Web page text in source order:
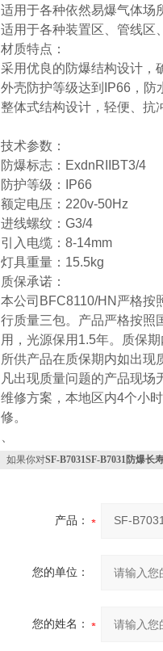
适用于各种依然易爆气体场
适用于各种装置区、管线区
材质特点：
采用优良的防爆结构设计，
外壳防护等级达到IP66，防
整体式结构设计，轻便、抗
技术参数：
防爆标志：ExdnRIIBT3/4
防护等级：IP66
额定电压：220v-50Hz
进线螺纹：G3/4
引入电缆：8-14mm
灯具重量：15.5kg
质保承诺：
本公司BFC8110/HN严格按
行质量三包。产品严格按照
用，光源保用1.5年。质保
所供产品在质保期内如出现
凡出现质量问题的产品现
维修方案，本地区内4个小
修。
如果你对SF-B7031SF-B7031防爆长
产品：
您的单位：
您的姓名：